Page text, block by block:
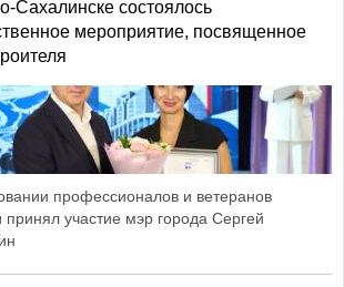
Сахалинске состоялось
мероприятие, посвященное
профессионалов и ветеранов
принял участие мэр города Сергей